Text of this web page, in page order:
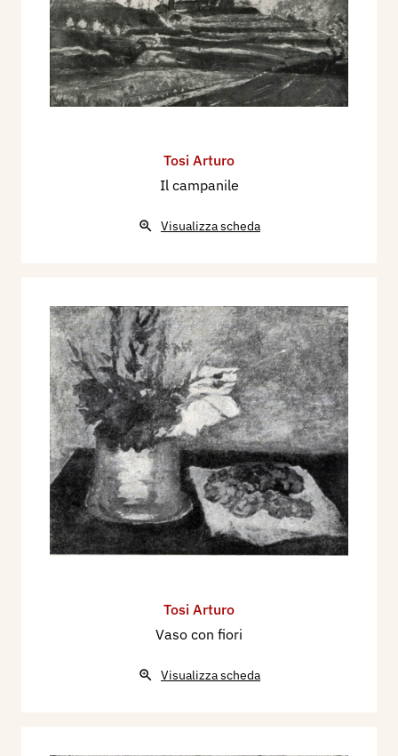
Tosi Arturo
Il campanile
Visualizza scheda
Tosi Arturo
Vaso con fiori
Visualizza scheda